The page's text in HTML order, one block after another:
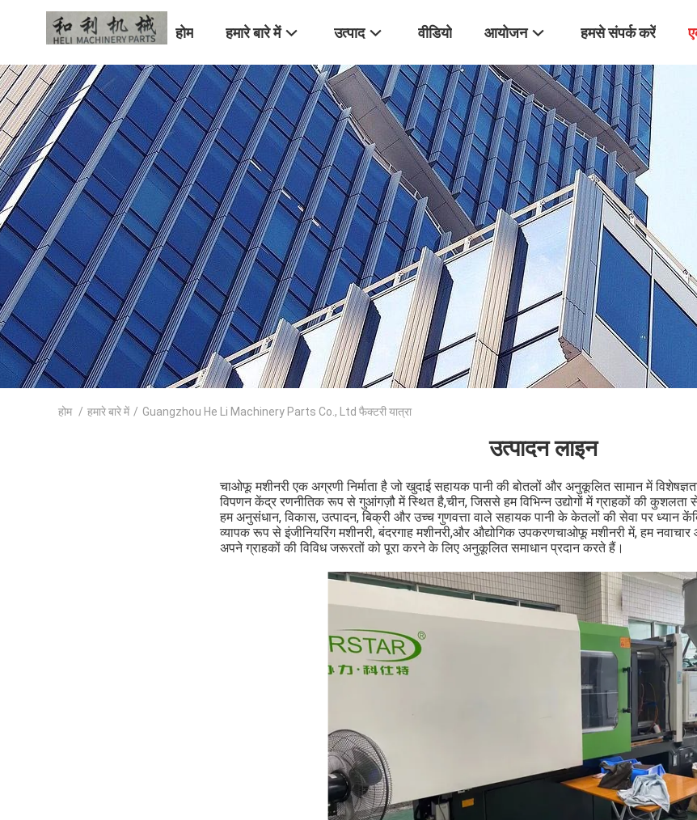
होम हमारे बारे में उत्पाद वीडियो आयोजन हमसे संपर्क करें
होम / हमारे बारे में / Guangzhou He Li Machinery Parts Co., Ltd फैक्टरी यात्रा
उत्पादन लाइन
चाओफू मशीनरी एक अग्रणी निर्माता है जो खुदाई सहायक पानी की बोतलों और अनुकूलित सामान में
विपणन केंद्र रणनीतिक रूप से गुआंगज़ौ में स्थित है,चीन, जिससे हम विभिन्न उद्योगों में ग्राहकों की
हम अनुसंधान, विकास, उत्पादन, बिक्री और उच्च गुणवत्ता वाले सहायक पानी के केतलों की सेवा पर ध्यान
व्यापक रूप से इंजीनियरिंग मशीनरी, बंदरगाह मशीनरी,और औद्योगिक उपकरणचाओफू मशीनरी में, हम नवाचार
अपने ग्राहकों की विविध जरूरतों को पूरा करने के लिए अनुकूलित समाधान प्रदान करते हैं।